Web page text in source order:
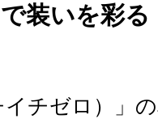
装いを彩
イチゼロ）」